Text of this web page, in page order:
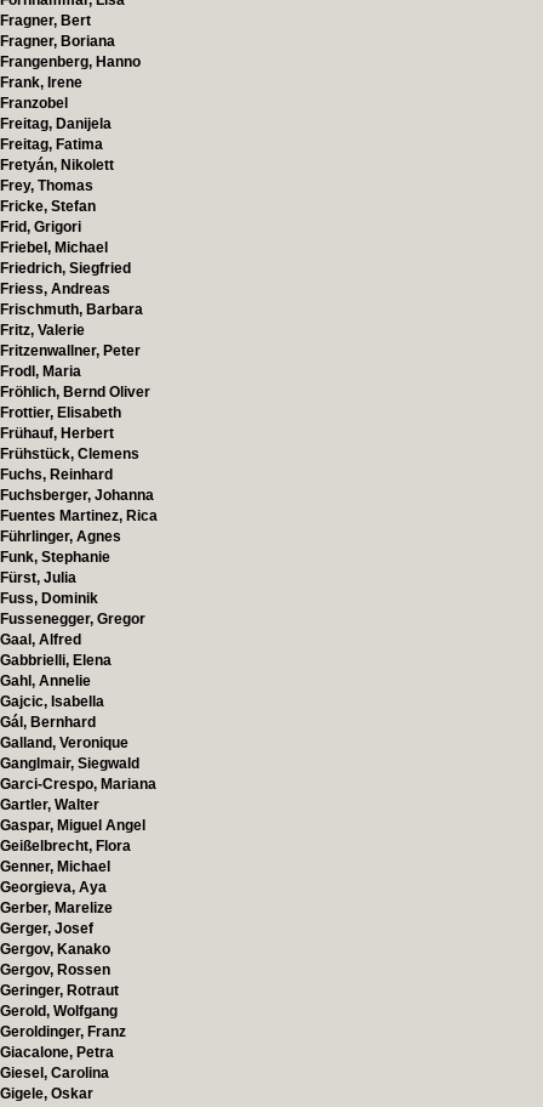
Fragner, Bert
Fragner, Boriana
Frangenberg, Hanno
Frank, Irene
Franzobel
Freitag, Danijela
Freitag, Fatima
Fretyán, Nikolett
Frey, Thomas
Fricke, Stefan
Frid, Grigori
Friebel, Michael
Friedrich, Siegfried
Friess, Andreas
Frischmuth, Barbara
Fritz, Valerie
Fritzenwallner, Peter
Frodl, Maria
Fröhlich, Bernd Oliver
Frottier, Elisabeth
Frühauf, Herbert
Frühstück, Clemens
Fuchs, Reinhard
Fuchsberger, Johanna
Fuentes Martinez, Rica
Führlinger, Agnes
Funk, Stephanie
Fürst, Julia
Fuss, Dominik
Fussenegger, Gregor
Gaal, Alfred
Gabbrielli, Elena
Gahl, Annelie
Gajcic, Isabella
Gál, Bernhard
Galland, Veronique
Ganglmair, Siegwald
Garci-Crespo, Mariana
Gartler, Walter
Gaspar, Miguel Angel
Geißelbrecht, Flora
Genner, Michael
Georgieva, Aya
Gerber, Marelize
Gerger, Josef
Gergov, Kanako
Gergov, Rossen
Geringer, Rotraut
Gerold, Wolfgang
Geroldinger, Franz
Giacalone, Petra
Giesel, Carolina
Gigele, Oskar